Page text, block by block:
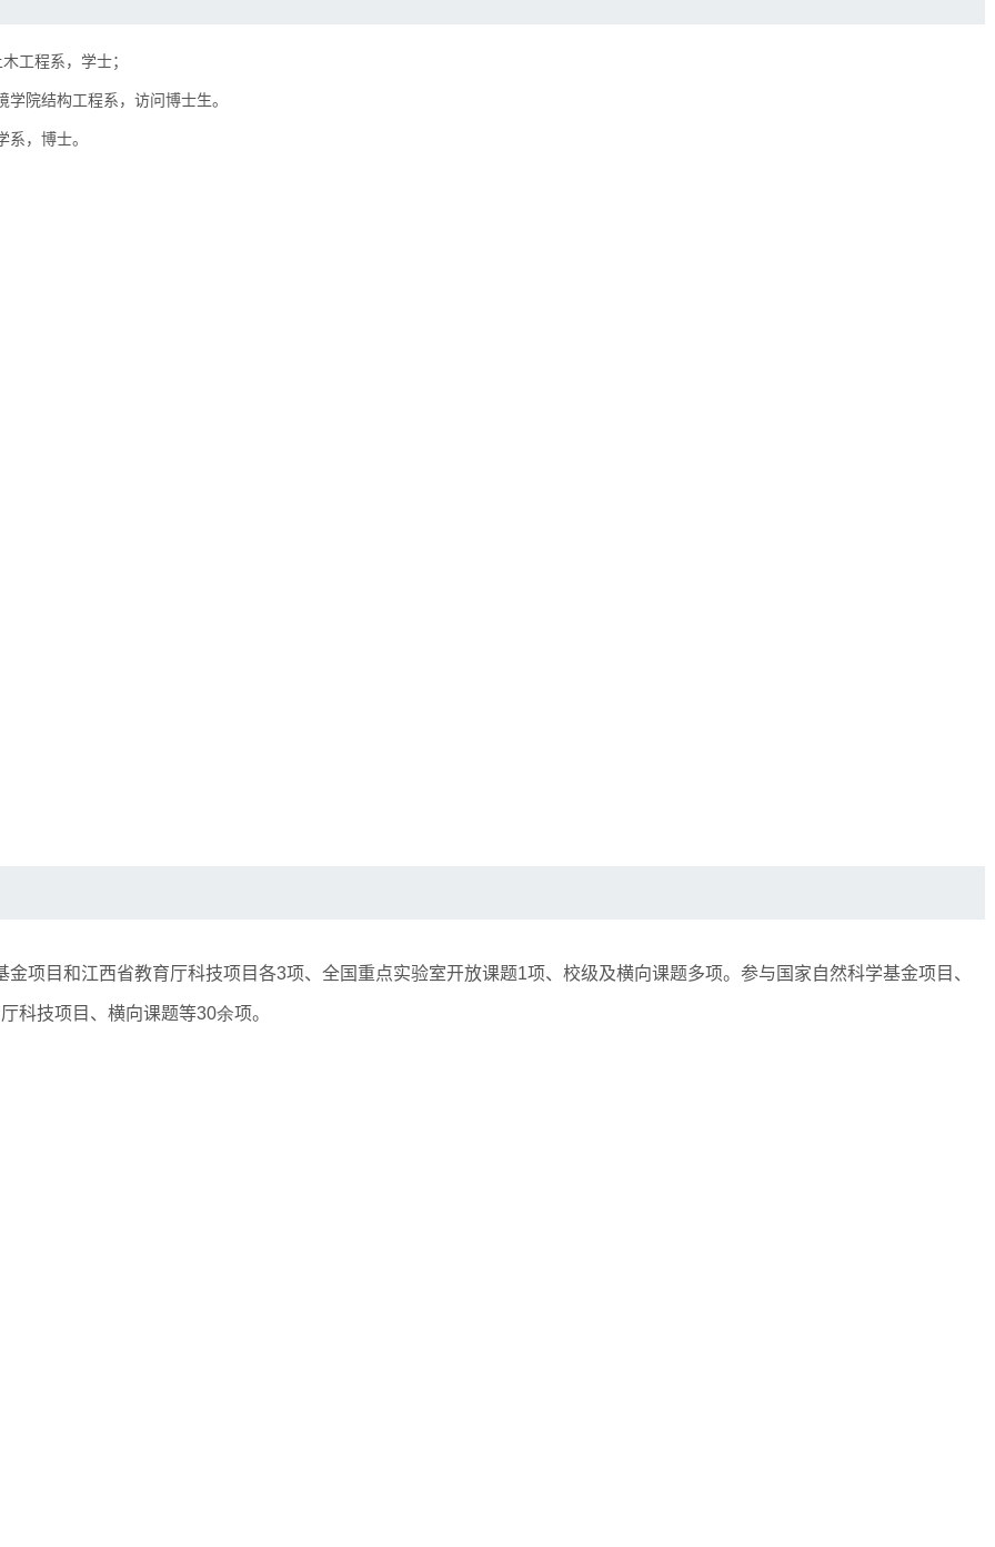
工程系，学士；
院结构工程系，访问博士生。
，博士。
金项目和江西省教育厅科技项目各3项、全国重点实验室开放课题1项、校级及横向课题多项。参与国家自然科学基金项目、
科技项目、横向课题等30余项。